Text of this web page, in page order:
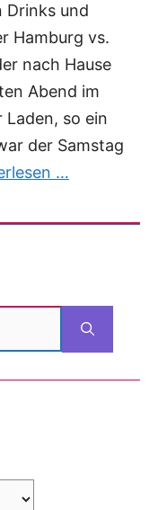
Drinks und
Hamburg vs.
nach Hause
Abend im
so ein
der Samstag
…